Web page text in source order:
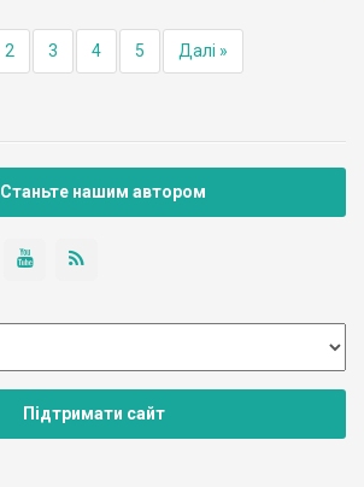
2 3 4 5 Далі »
Станьте нашим автором
Підтримати сайт